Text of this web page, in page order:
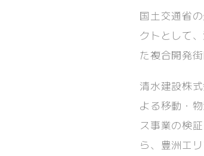
国土交通省
クトとして
た複合開発
清水建設株
よる移動・
ス事業の検
ら、豊洲エ